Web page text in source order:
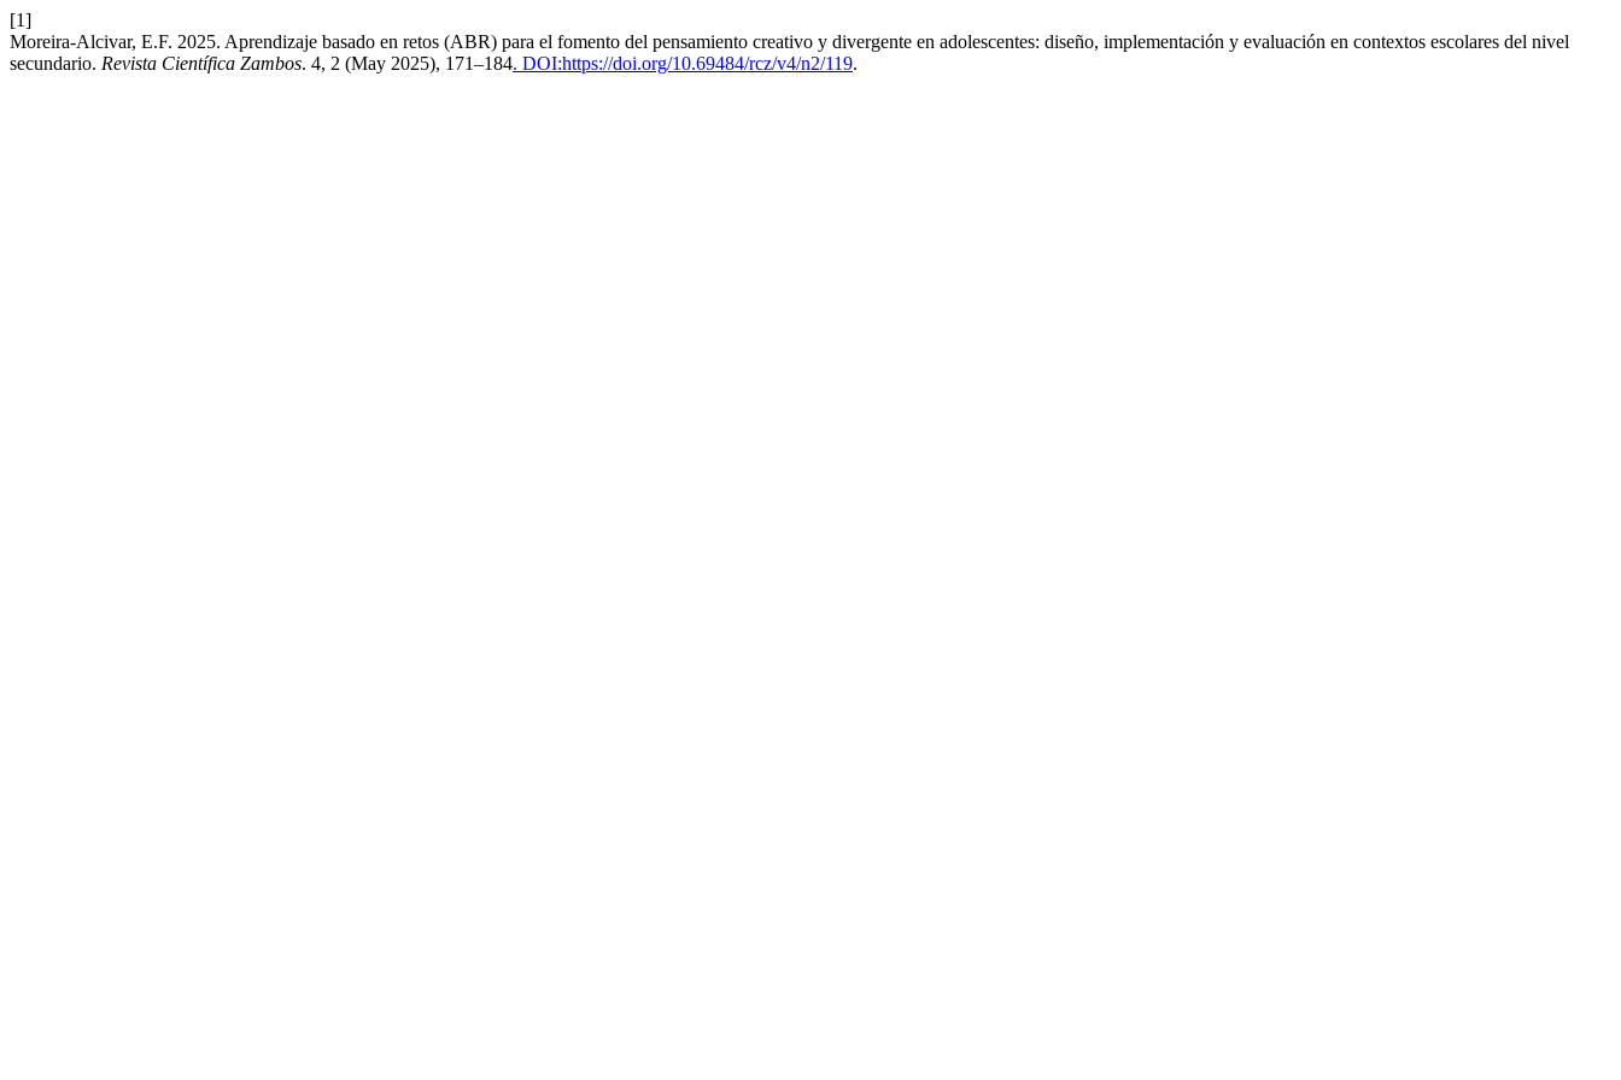
[1]
Moreira-Alcivar, E.F. 2025. Aprendizaje basado en retos (ABR) para el fomento del pensamiento creativo y divergente en adolescentes: diseño, implementación y evaluación en contextos escolares del nivel
secundario. Revista Científica Zambos. 4, 2 (May 2025), 171–184. DOI:https://doi.org/10.69484/rcz/v4/n2/119.